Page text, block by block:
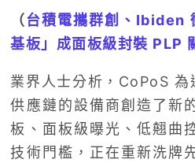
（台積電攜群創、Ibiden
基板」成面板級封裝 PLP
業界人士分析，CoPoS
供應鏈的設備商創造了新
板、面板級曝光、低翹曲
技術門檻，正在重新洗牌